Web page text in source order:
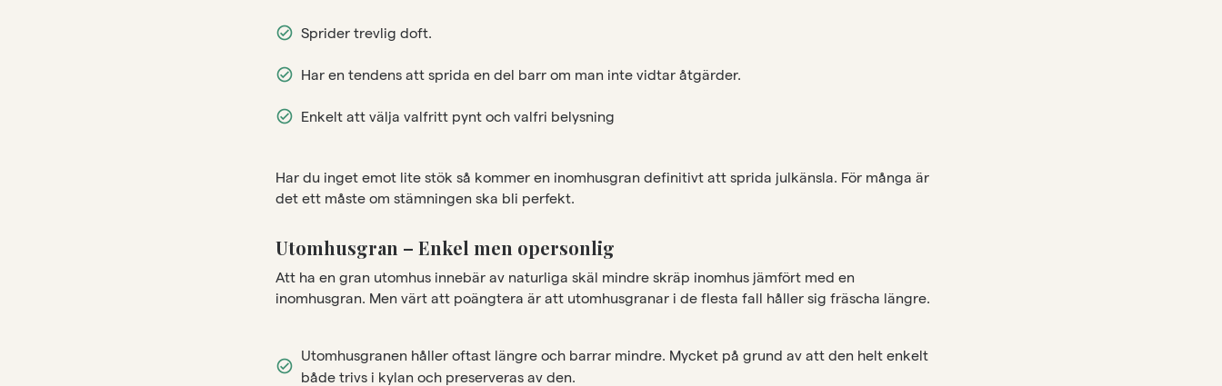
Sprider trevlig doft.
Har en tendens att sprida en del barr om man inte vidtar åtgärder.
Enkelt att välja valfritt pynt och valfri belysning
Har du inget emot lite stök så kommer en inomhusgran definitivt att sprida julkänsla. För många är
det ett måste om stämningen ska bli perfekt.
Utomhusgran – Enkel men opersonlig
Att ha en gran utomhus innebär av naturliga skäl mindre skräp inomhus jämfört med en
inomhusgran. Men värt att poängtera är att utomhusgranar i de flesta fall håller sig fräscha längre.
Utomhusgranen håller oftast längre och barrar mindre. Mycket på grund av att den helt enkelt
både trivs i kylan och preserveras av den.